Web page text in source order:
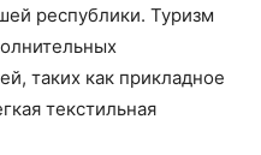
республики. Туризм
таких как прикладное
текстильная